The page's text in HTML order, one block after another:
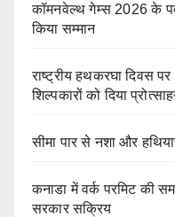
कॉमनवेल्थ गेम्स 2026 के
किया सम्मान
राष्ट्रीय हथकरघा दिवस
शिल्पकारों को दिया
सीमा पार से नशा और
कनाडा में वर्क परमिट की
सरकार सक्रिय